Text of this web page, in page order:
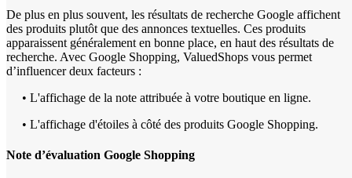
De plus en plus souvent, les résultats de recherche Google affichent
des produits plutôt que des annonces textuelles. Ces produits
apparaissent généralement en bonne place, en haut des résultats de
recherche. Avec Google Shopping, ValuedShops vous permet
d’influencer deux facteurs :
• L'affichage de la note attribuée à votre boutique en ligne.
• L'affichage d'étoiles à côté des produits Google Shopping.
Note d’évaluation Google Shopping